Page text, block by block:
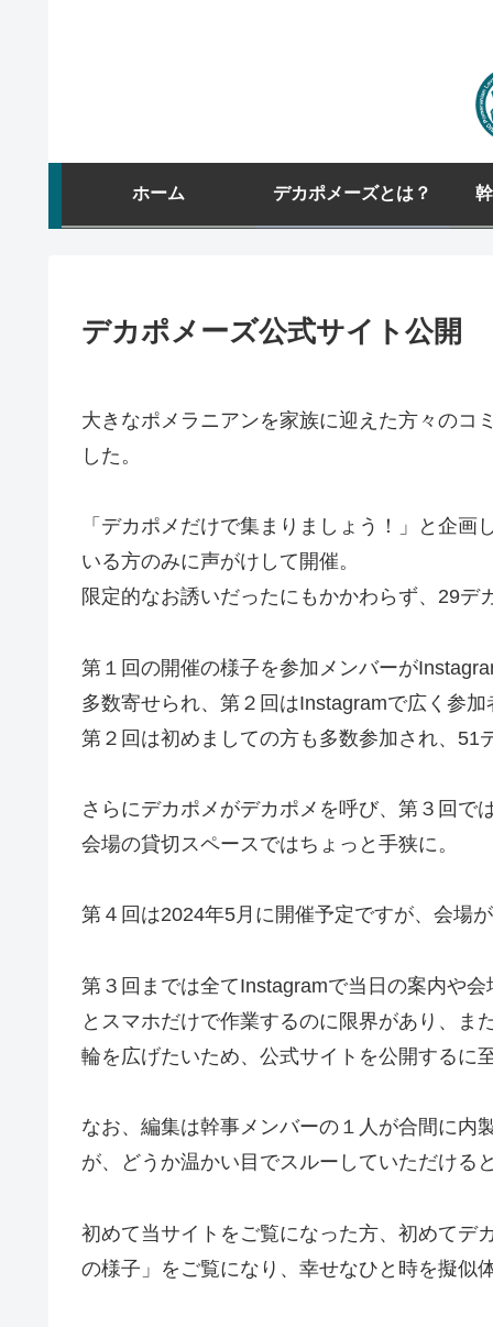
ホーム デカポメーズとは？
デカポメーズ公式サイト公開
大きなポメラニアンを家族に迎えた方々のコ
した。
「デカポメだけで集まりましょう！」と企
いる方のみに声がけして開催。
限定的なお誘いだったにもかかわらず、29デ
第１回の開催の様子を参加メンバーが
多数寄せられ、第２回はInstagramで広く参加
第２回は初めましての方も多数参加され、51
さらにデカポメがデカポメを呼び、第３回で
会場の貸切スペースではちょっと手狭に。
第４回は2024年5月に開催予定ですが、会場
第３回までは全てInstagramで当日の案内や
とスマホだけで作業するのに限界があり、ま
輪を広げたいため、公式サイトを公開するに
なお、編集は幹事メンバーの１人が合間に内
が、どうか温かい目でスルーしていただける
初めて当サイトをご覧になった方、初めてデ
の様子」をご覧になり、幸せなひと時を擬似